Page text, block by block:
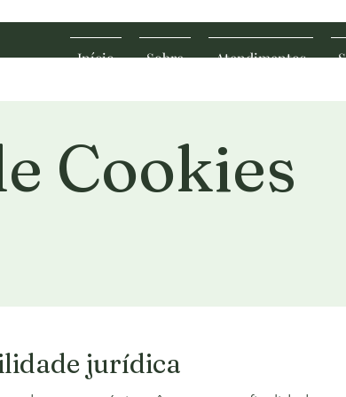
Início Sobre Atendimentos
Cookies
jurídica